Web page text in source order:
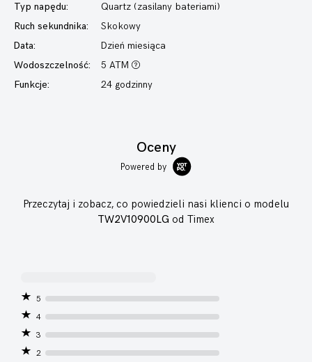
Typ napędu:
Quartz (zasilany bateriami)
Ruch sekundnika:
Skokowy
Data:
Dzień miesiąca
Wodoszczelność:
5 ATM
Funkcje:
24 godzinny
Oceny
Powered by
Przeczytaj i zobacz, co powiedzieli nasi klienci o modelu
TW2V10900LG od Timex
5
4
3
2